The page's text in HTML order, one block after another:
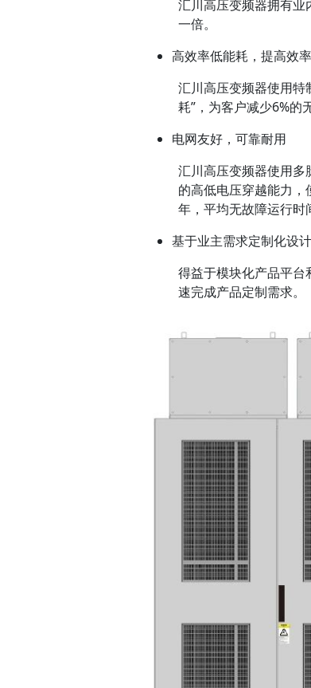
汇川高压变频器拥有
一倍。
高效率低能耗，提高效
汇川高压变频器使用特
耗”，为客户减少6%的
电网友好，可靠耐用
汇川高压变频器使用
的高低电压穿越能力
年，平均无故障运行时
基于业主需求定制化设计
得益于模块化产品平
速完成产品定制需求。